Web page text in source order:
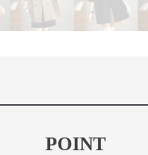
POINT